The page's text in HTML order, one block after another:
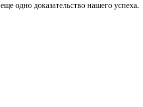
одно доказательство нашего успеха.